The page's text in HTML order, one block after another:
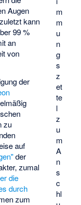
m
m
u
n
g
s
z
et
te
l
z
u
m
A
n
s
c
hl
Augen
kann
99 %
an
von
der
zu
auf
der
zumal
die
durch
zum